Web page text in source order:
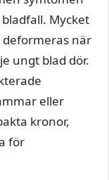
Mycket
deformeras när
ungt blad dör.
eller
kronor,
för